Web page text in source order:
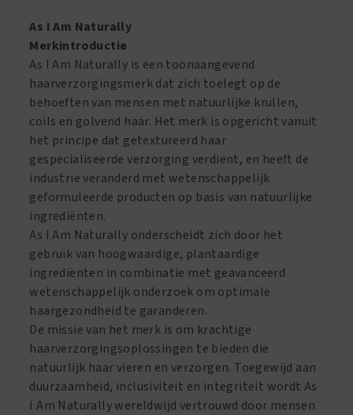
Defining
Cream
8oz/227
gr
aantal
As I Am Naturally
Merkintroductie
As I Am Naturally is een toonaangevend
haarverzorgingsmerk dat zich toelegt op de
behoeften van mensen met natuurlijke krullen,
coils en golvend haar. Het merk is opgericht vanuit
het principe dat getextureerd haar
gespecialiseerde verzorging verdient, en heeft de
industrie veranderd met wetenschappelijk
geformuleerde producten op basis van natuurlijke
ingrediënten.
As I Am Naturally onderscheidt zich door het
gebruik van hoogwaardige, plantaardige
ingrediënten in combinatie met geavanceerd
wetenschappelijk onderzoek om optimale
haargezondheid te garanderen.
De missie van het merk is om krachtige
haarverzorgingsoplossingen te bieden die
natuurlijk haar vieren en verzorgen. Toegewijd aan
duurzaamheid, inclusiviteit en integriteit wordt As
I Am Naturally wereldwijd vertrouwd door mensen